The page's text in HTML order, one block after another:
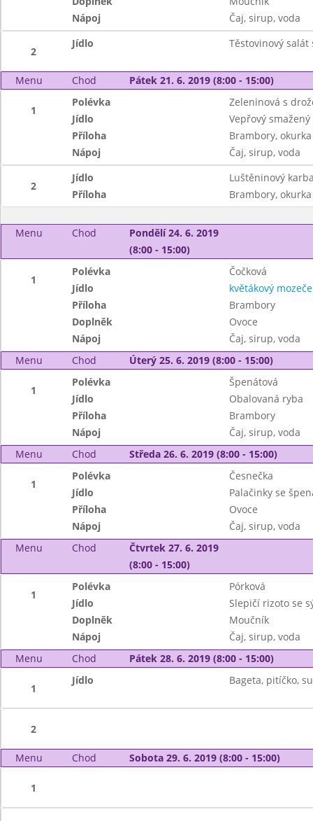
Nápoj
Čaj, sirup, voda
2
Jídlo Těstovinový salát
Menu Chod Pátek 21. 6. 2019 (8:00 - 15:00)
1
Polévka
Zeleninová s
Jídlo
Vepřový
Příloha
Brambory, okurka
Nápoj
Čaj, sirup, voda
2
Jídlo
Luštěninový
Příloha
Brambory, okurka
Menu Chod
Pondělí 24. 6. 2019
(8:00 - 15:00)
1
Polévka
Čočková
Jídlo
květákový
Příloha
Brambory
Doplněk
Ovoce
Nápoj
Čaj, sirup, voda
Menu
Chod Úterý 25. 6. 2019 (8:00 - 15:00)
1
Polévka
Špenátová
Jídlo
Obalovaná ryba
Příloha
Brambory
Nápoj
Čaj, sirup, voda
Menu
Chod Středa 26. 6. 2019 (8:00 - 15:00)
1
Polévka
Česnečka
Jídlo
Palačinky se
Příloha
Ovoce
Nápoj
Čaj, sirup, voda
Menu
Chod
Čtvrtek 27. 6. 2019
(8:00 - 15:00)
1
Polévka
Pórková
Jídlo
Slepičí rizoto se
Doplněk
Moučník
Nápoj
Čaj, sirup, voda
Menu
Chod Pátek 28. 6. 2019 (8:00 - 15:00)
1
Jídlo Bageta, pitíčko,
2
Menu Chod Sobota 29. 6. 2019 (8:00 - 15:00)
1